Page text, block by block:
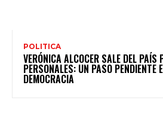
POLITICA
VERÓNICA ALCOCER SALE DEL PAÍS
PERSONALES: UN PASO PENDIENTE
DEMOCRACIA